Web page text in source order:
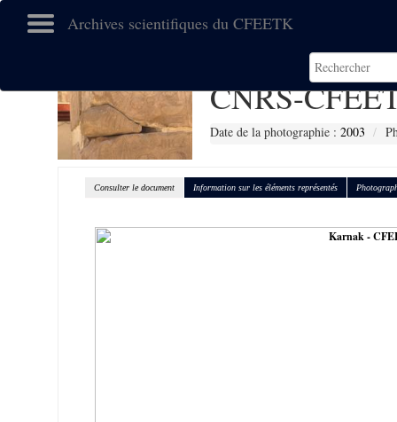
Archives scientifiques du CFEETK
CNRS-
Date de la photographie : 2003
Consulter le document Information sur les éléments représentés